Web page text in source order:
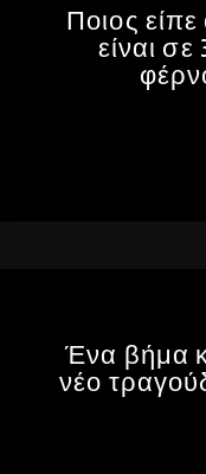
Ποιος
είναι σε
Ένα βήμα
νέο